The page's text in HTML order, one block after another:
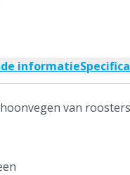
informatie
van